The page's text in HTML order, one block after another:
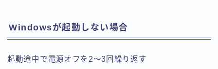
Windowsが起動しない場合
起動途中で電源オフを2～3回繰り返す